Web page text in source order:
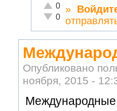
Отлично!
0
Неадекватно!
0
»
Опубликовано
ноября, 2015 -
Международные